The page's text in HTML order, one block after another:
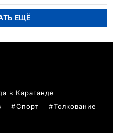
ЕЩЁ
в Караганде
Спорт
Толкование